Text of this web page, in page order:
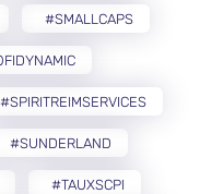
#SMALLCAPS
#SPIRITREIMSERVICES
#SUNDERLAND
#TAUXSCPI